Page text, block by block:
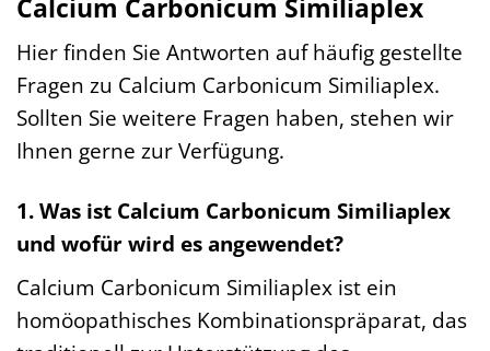
Calcium Carbonicum Similiaplex
Hier finden Sie Antworten auf häufig gestellte
Fragen zu Calcium Carbonicum Similiaplex.
Sollten Sie weitere Fragen haben, stehen wir
Ihnen gerne zur Verfügung.
1. Was ist Calcium Carbonicum Similiaplex
und wofür wird es angewendet?
Calcium Carbonicum Similiaplex ist ein
homöopathisches Kombinationspräparat, das